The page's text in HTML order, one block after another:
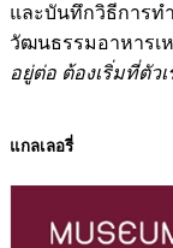
และบันทึกวิธีการท
วัฒนธรรมอาหารเ
อยู่ต่อ ต้องเริ่มที่ตัวเ
แกลเลอรี่